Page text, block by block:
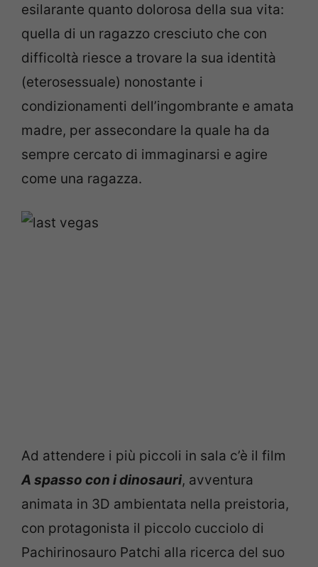
esilarante quanto dolorosa della sua vita:
quella di un ragazzo cresciuto che con
difficoltà riesce a trovare la sua identità
(eterosessuale) nonostante i
condizionamenti dell’ingombrante e amata
madre, per assecondare la quale ha da
sempre cercato di immaginarsi e agire
come una ragazza.
Ad attendere i più piccoli in sala c’è il film
A spasso con i dinosauri, avventura
animata in 3D ambientata nella preistoria,
con protagonista il piccolo cucciolo di
Pachirinosauro Patchi alla ricerca del suo